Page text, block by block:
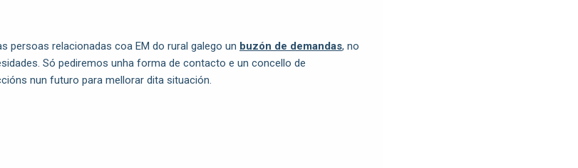
persoas relacionadas coa EM do rural galego un buzón de demandas, no
Só pediremos unha forma de contacto e un concello de
nun futuro para mellorar dita situación.